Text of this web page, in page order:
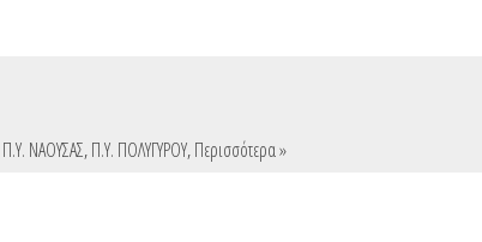
Π.Υ. ΝΑΟΥΣΑΣ,Π.Υ. ΠΟΛΥΓΥΡΟΥ,Περισσότερα »